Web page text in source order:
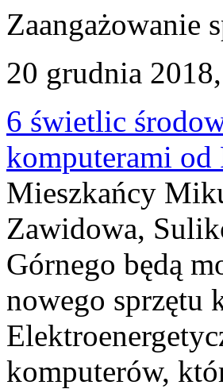
Zaangażowanie
20 grudnia
6 świetlic
komputerami od
Mieszkańcy
Zawidowa,
Górnego będą
nowego sprzętu
komputerów,